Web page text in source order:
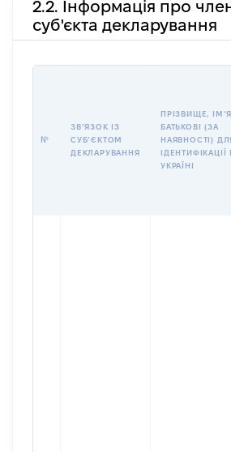
2.2. Інформація про
суб'єкта декларування
№
ЗВʼЯЗОК ІЗ
СУБʼЄКТОМ
ДЕКЛАРУВАННЯ
ПРІЗВИЩЕ,
БАТЬКОВІ (ЗА
НАЯВНОСТІ)
ІДЕНТИФІКАЦІЇ
УКРАЇНІ